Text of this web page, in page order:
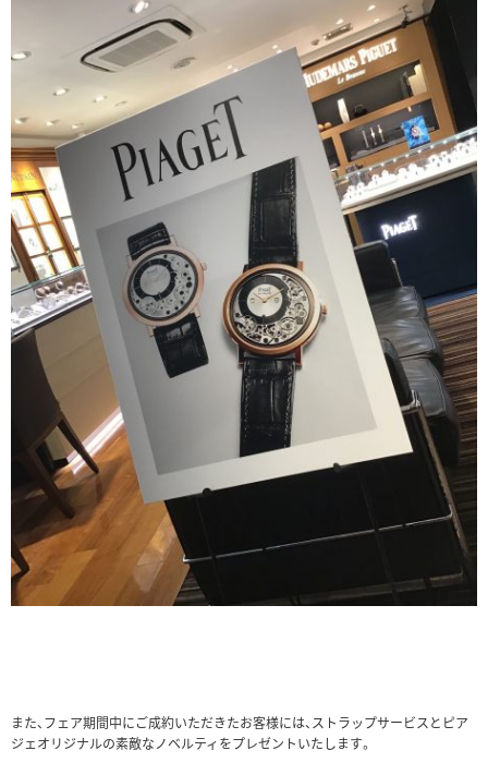
また、フェア期間中にご成約いただきたお客様には、ストラップサービスとピア
ジェオリジナルの素敵なノベルティをプレゼントいたします。